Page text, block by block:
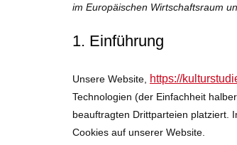
im Europäischen Wirtschaftsraum
1. Einführung
Unsere Website, https://
Technologien (der Einfachheit
beauftragten Drittparteien platziert.
Cookies auf unserer Website.